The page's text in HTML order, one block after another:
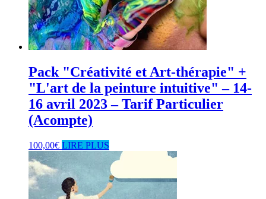
Pack "Créativité et Art-thérapie" +
"L'art de la peinture intuitive" – 14-
16 avril 2023 – Tarif Particulier
(Acompte)
100,00€ LIRE PLUS